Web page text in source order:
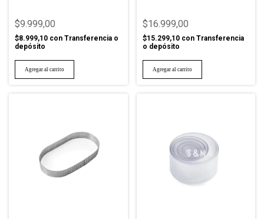
$9.999,00
$8.999,10 con Transferencia o
depósito
$16.999,00
$15.299,10 con Transferencia
o depósito